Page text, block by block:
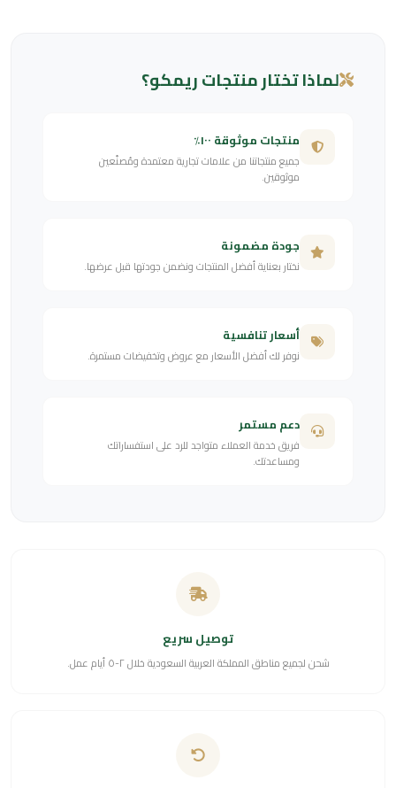
لماذا تختار منتجات ريمكو؟
منتجات موثوقة ١٠٠٪
جميع منتجاتنا من علامات تجارية معتمدة ومُصنّعين
موثوقين.
جودة مضمونة
نختار بعناية أفضل المنتجات ونضمن جودتها قبل عرضها.
أسعار تنافسية
نوفر لك أفضل الأسعار مع عروض وتخفيضات مستمرة.
دعم مستمر
فريق خدمة العملاء متواجد للرد على استفساراتك
ومساعدتك.
توصيل سريع
شحن لجميع مناطق المملكة العربية السعودية خلال ٢-٥ أيام عمل.